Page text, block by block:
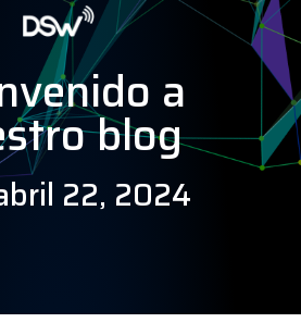
a
blog
22, 2024